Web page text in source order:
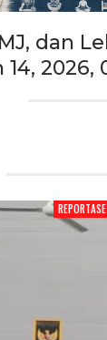
dan
2026,
REPORTASE